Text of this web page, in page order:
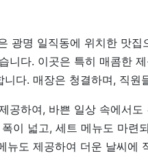
광명 일직동에 위치한 맛
니다. 이곳은 특히 매콤한
다. 매장은 청결하며, 직원
공하여, 바쁜 일상 속에서
이 넓고, 세트 메뉴도 마련
뉴도 제공하여 더운 날씨에